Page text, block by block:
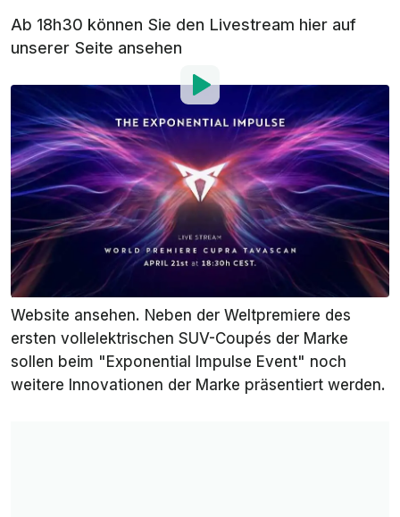
Ab 18h30 können Sie den Livestream hier auf
unserer Seite ansehen
Von:Stefan Leichsenring
21. Apr. 2023um11:27 Uhr
Als bevorzugte Quelle
InsideEVs auf Google
hinzufügen
Der Cupra Tavascan wird am heutigen Abend (21.
April, ab 18h30) in Berlin offiziell vorgestellt. Sie
können sich den Livestream dann hier auf unserer
Website ansehen. Neben der Weltpremiere des
ersten vollelektrischen SUV-Coupés der Marke
sollen beim "Exponential Impulse Event" noch
weitere Innovationen der Marke präsentiert werden.